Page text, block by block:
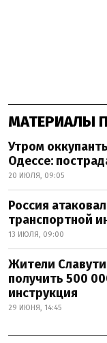
МАТЕРИАЛЫ
Утром
Одессе:
20 ИЮЛЯ, 09:05
Россия
транспортной
13 ИЮЛЯ, 09:00
Жители
получить 500
инструкция
29 ИЮНЯ, 14:45